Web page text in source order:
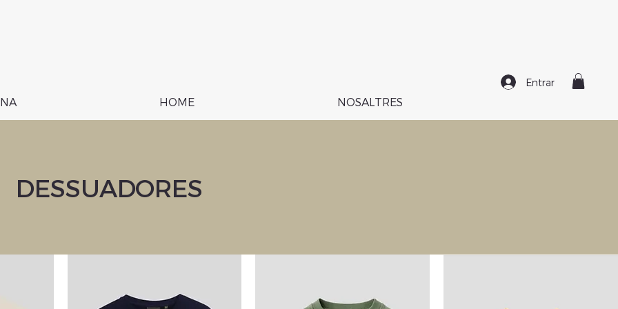
HOME NOSALTRES
Entrar
DESSUADORES